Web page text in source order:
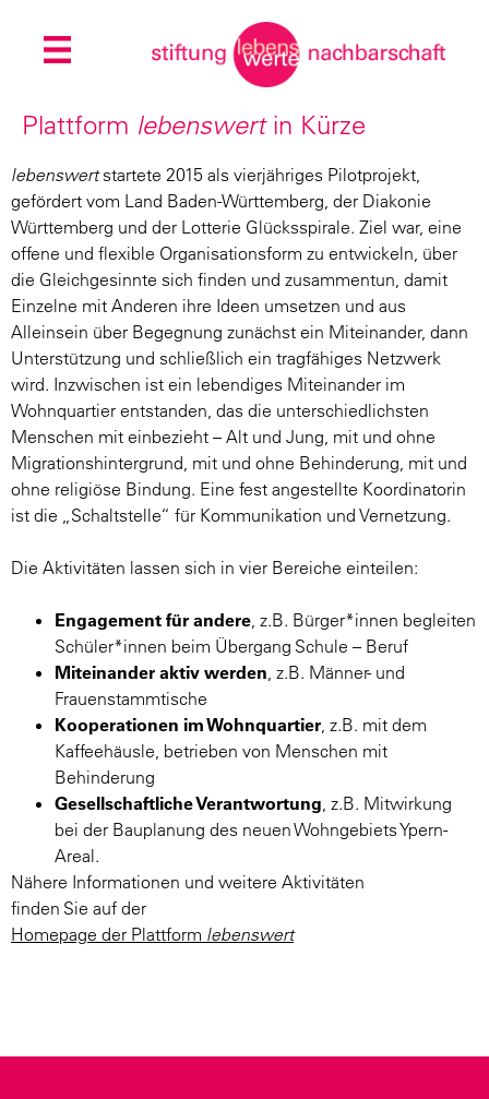
Plattform lebenswertin Kürze
lebenswertstartete 2015 als vierjähriges Pilotprojekt,
gefördert vom Land Baden-Württemberg, der Diakonie
Württemberg und der Lotterie Glücksspirale. Ziel war, eine
offene und flexible Organisationsform zu entwickeln, über
die Gleichgesinnte sich finden und zusammentun, damit
Einzelne mit Anderen ihre Ideen umsetzen und aus
Alleinsein über Begegnung zunächst ein Miteinander, dann
Unterstützung und schließlich ein tragfähiges Netzwerk
wird. Inzwischen ist ein lebendiges Miteinander im
Wohnquartier entstanden, das die unterschiedlichsten
Menschen mit einbezieht – Alt und Jung, mit und ohne
Migrationshintergrund, mit und ohne Behinderung, mit und
ohne religiöse Bindung. Eine fest angestellte Koordinatorin
ist die „Schaltstelle“ für Kommunikation und Vernetzung.
Die Aktivitäten lassen sich in vier Bereiche einteilen:
Engagement für andere, z.B. Bürger*innen begleiten
Schüler*innen beim Übergang Schule – Beruf
Miteinander aktiv werden, z.B. Männer- und
Frauenstammtische
Kooperationen im Wohnquartier, z.B. mit dem
Kaffeehäusle, betrieben von Menschen mit
Behinderung
Gesellschaftliche Verantwortung, z.B. Mitwirkung
bei der Bauplanung des neuen Wohngebiets Ypern-
Areal.
Nähere Informationen und weitere Aktivitäten
finden Sie auf der
Homepage der Plattform lebenswert